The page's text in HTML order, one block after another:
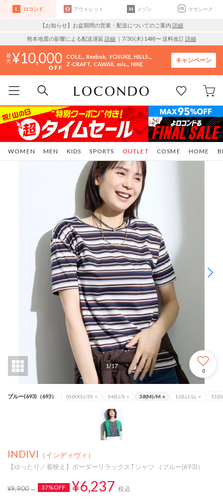
ロコンド アウトレット メゾン マガシーク
【お知らせ】お盆期間の営業・配送についてのご案内 詳細
熊本地震の影響による配送遅延 詳細 ｜7/30 (木) 14時〜 送料改訂詳細
10,000 COLE.. Reebok YOSUKE HILLS..
Z-CRAFT CAWAII mis.. NIKE
キャンペーン
WOMEN MEN KIDS SPORTS COSME HOME
OUTLET
1/17
0
ブルー(693)（693） 05(XXS)/3S × 34(S)/S × 38(M)/M ○ 13(LL)/LL ×
INDIVI （インディヴィ）
【ゆったり／着映え】ボーダーリラックスTシャツ （ブルー(693)）
¥9,900 37%OFF ¥6,237 税込